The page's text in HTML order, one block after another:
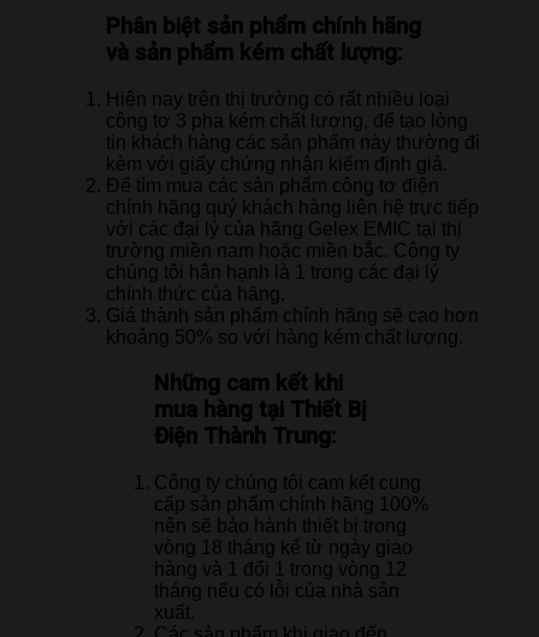
Phân biệt sản phẩm chính hãng
và sản phẩm kém chất lượng:
Hiện nay trên thị trường có rất nhiều loại
công tơ 3 pha kém chất lượng, để tạo lòng
tin khách hàng các sản phẩm này thường đi
kèm với giấy chứng nhận kiểm định giả.
Để tìm mua các sản phẩm công tơ điện
chính hãng quý khách hàng liên hệ trực tiếp
với các đại lý của hãng Gelex EMIC tại thị
trường miền nam hoặc miền bắc. Công ty
chúng tôi hân hạnh là 1 trong các đại lý
chính thức của hãng.
Giá thành sản phẩm chính hãng sẽ cao hơn
khoảng 50% so với hàng kém chất lượng.
Những cam kết khi
mua hàng tại Thiết Bị
Điện Thành Trung:
Công ty chúng tôi cam kết cung
cấp sản phẩm chính hãng 100%
nên sẽ bảo hành thiết bị trong
vòng 18 tháng kể từ ngày giao
hàng và 1 đổi 1 trong vòng 12
tháng nếu có lỗi của nhà sản
xuất.